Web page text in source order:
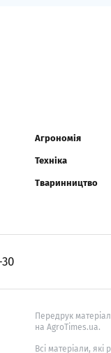
Агрономія
Техніка
Тваринництво
Передрук
на AgroTimes.ua.
Всі матеріали,